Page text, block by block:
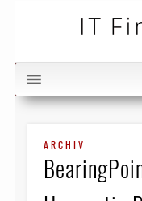
ARCHIV